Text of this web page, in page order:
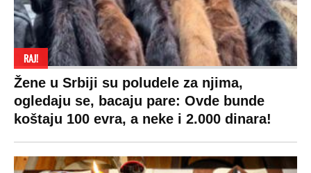
RAJ!
Žene u Srbiji su poludele za njima,
ogledaju se, bacaju pare: Ovde bunde
koštaju 100 evra, a neke i 2.000 dinara!